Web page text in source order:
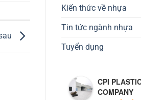
Kiến thức về nhựa
Tin tức ngành nhựa
Tuyển dụng
CPI
COMPANY